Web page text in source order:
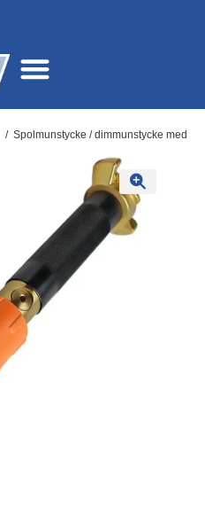
/ Spolmunstycke / dimmunstycke med